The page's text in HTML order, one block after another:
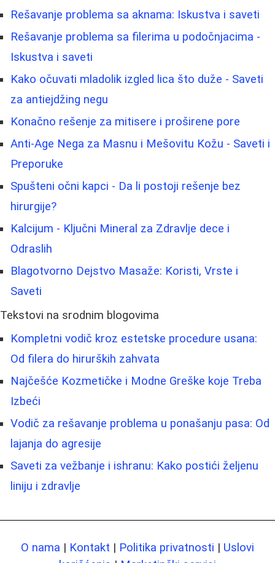
Rešavanje problema sa aknama: Iskustva i saveti
Rešavanje problema sa filerima u podočnjacima -
Iskustva i saveti
Kako očuvati mladolik izgled lica što duže - Saveti
za antiejdžing negu
Konačno rešenje za mitisere i proširene pore
Anti-Age Nega za Masnu i Mešovitu Kožu - Saveti i
Preporuke
Spušteni očni kapci - Da li postoji rešenje bez
hirurgije?
Kalcijum - Ključni Mineral za Zdravlje dece i
Odraslih
Blagotvorno Dejstvo Masaže: Koristi, Vrste i
Saveti
Tekstovi na srodnim blogovima
Kompletni vodič kroz estetske procedure usana:
Od filera do hirurških zahvata
Najčešće Kozmetičke i Modne Greške koje Treba
Izbeći
Vodič za rešavanje problema u ponašanju pasa: Od
lajanja do agresije
Saveti za vežbanje i ishranu: Kako postići željenu
liniju i zdravlje
O nama | Kontakt | Politika privatnosti | Uslovi